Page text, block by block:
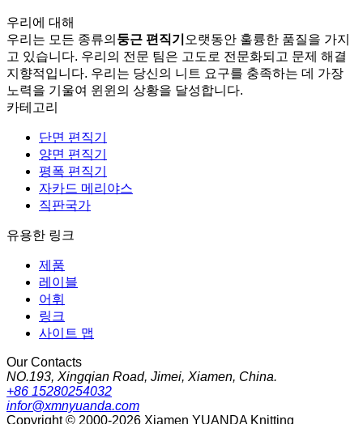
우리에 대해
우리는 모든 종류의 둥근 편직기 오랫동안 훌륭한 품질을 가지
고 있습니다. 우리의 전문 팀은 고도로 전문화되고 문제 해결
지향적입니다. 우리는 당신의 니트 요구를 충족하는 데 가장
노력을 기울여 윈윈의 상황을 달성합니다.
카테고리
단면 편직기
양면 편직기
평폭 편직기
자카드 메리야스
직판국가
유용한 링크
제품
레이블
어휘
링크
사이트 맵
Our Contacts
NO.193, Xingqian Road, Jimei, Xiamen, China.
+86 15280254032
infor@xmnyuanda.com
Copyright © 2000-2026 Xiamen YUANDA Knitting